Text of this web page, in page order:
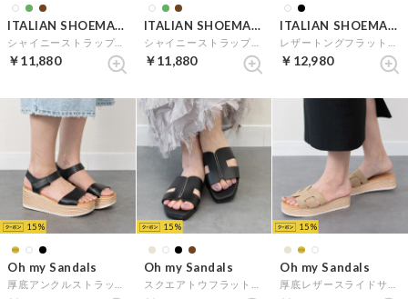
ITALIAN SHOEMAKERS
￥11,880
ITALIAN SHOEMAKERS
￥11,880
ITALIAN SHOEMAKERS
￥12,980
15
Oh my Sandals
15
Oh my Sandals
15
Oh my Sandals